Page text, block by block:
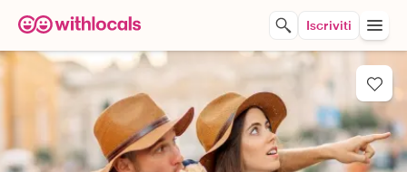
Iscriviti